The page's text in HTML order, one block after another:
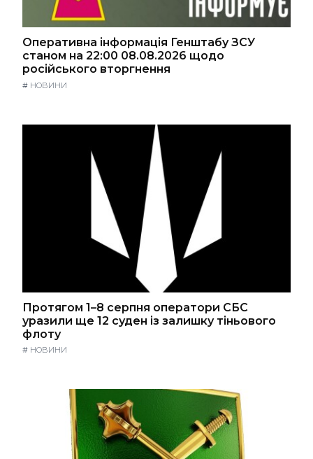
Оперативна інформація Генштабу ЗСУ
станом на 22:00 08.08.2026 щодо
російського вторгнення
# НОВИНИ
Протягом 1–8 серпня оператори СБС
уразили ще 12 суден із залишку тіньового
флоту
# НОВИНИ